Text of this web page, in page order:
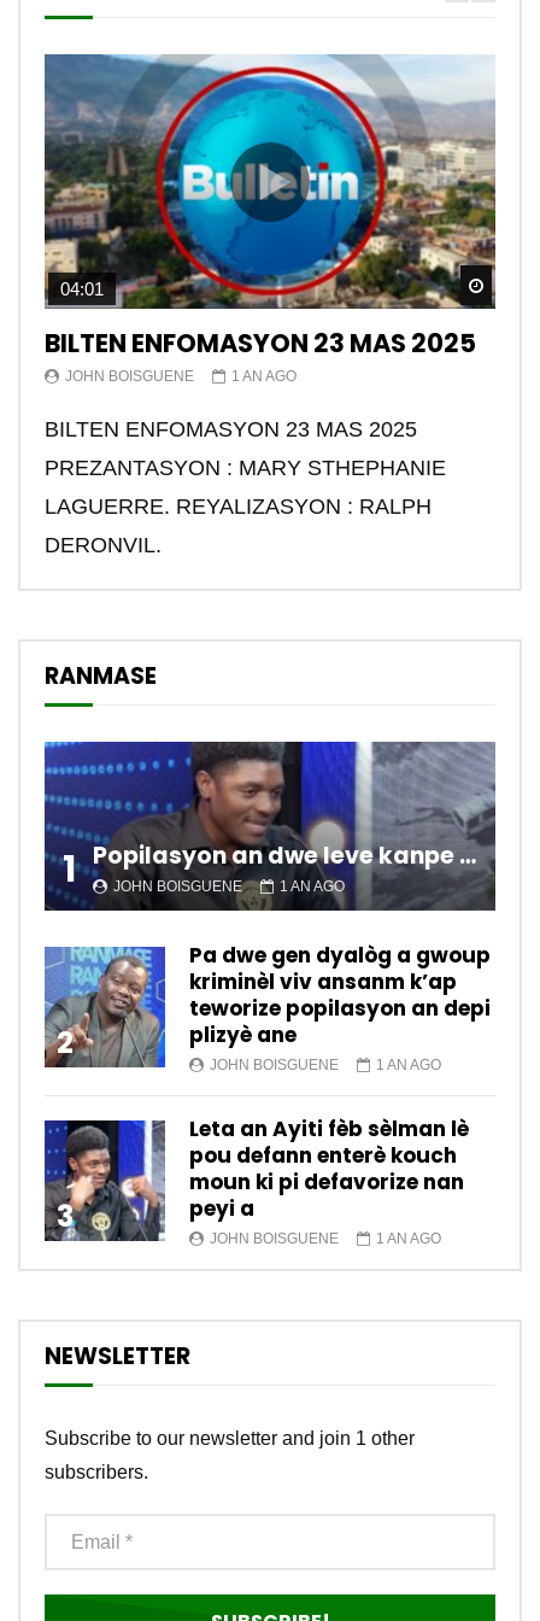
04:01
BILTEN ENFOMASYON 23 MAS 2025
JOHN BOISGUENE 1 AN AGO
BILTEN ENFOMASYON 23 MAS 2025
PREZANTASYON : MARY STHEPHANIE
LAGUERRE. REYALIZASYON : RALPH
DERONVIL.
RANMASE
1 Popilasyon an dwe leve kanpe pou chanje sitiyasyon kawotik l’ap viv nan peyi a.
JOHN BOISGUENE 1 AN AGO
2
Pa dwe gen dyalòg a gwoup
kriminèl viv ansanm k’ap
teworize popilasyon an depi
plizyè ane
JOHN BOISGUENE 1 AN AGO
3
Leta an Ayiti fèb sèlman lè
pou defann enterè kouch
moun ki pi defavorize nan
peyi a
JOHN BOISGUENE 1 AN AGO
NEWSLETTER
Subscribe to our newsletter and join 1 other
subscribers.